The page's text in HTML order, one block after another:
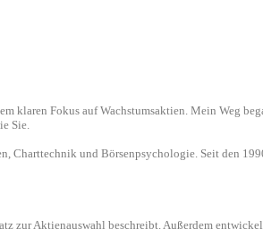
klaren Fokus auf Wachstumsaktien. Mein Weg
Sie.
Charttechnik und Börsenpsychologie. Seit den
zur Aktienauswahl beschreibt. Außerdem